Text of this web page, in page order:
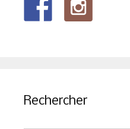
Rechercher